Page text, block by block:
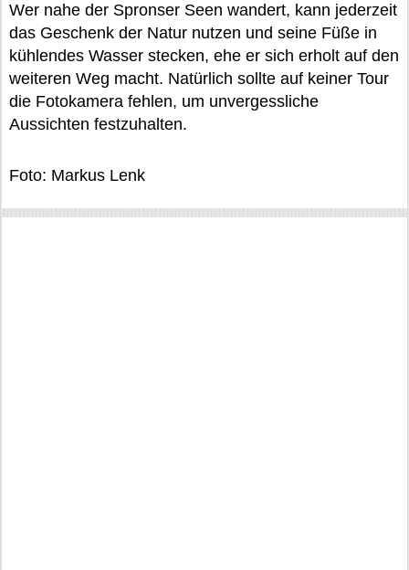
Wer nahe der Spronser Seen wandert, kann jederzeit
das Geschenk der Natur nutzen und seine Füße in
kühlendes Wasser stecken, ehe er sich erholt auf den
weiteren Weg macht. Natürlich sollte auf keiner Tour
die Fotokamera fehlen, um unvergessliche
Aussichten festzuhalten.
Foto: Markus Lenk